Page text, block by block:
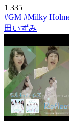
1 335
#GM #Milky
田いずみ